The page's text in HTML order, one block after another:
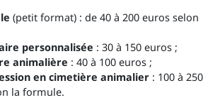
(petit format) : de 40 à 200 euros selon
personnalisée : 30 à 150 euros ;
animalière : 40 à 100 euros ;
en cimetière animalier: 100 à 250
la formule.